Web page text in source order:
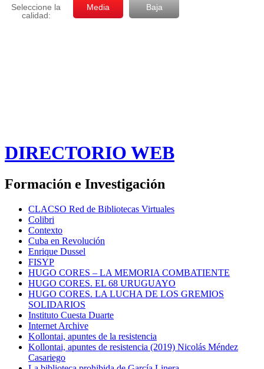
DIRECTORIO WEB
Formación e Investigación
CLACSO Red de Bibliotecas Virtuales
Colibri
Contexto
Cuba en Revolución
Enrique Dussel
FISYP
HUGO CORES – LA MEMORIA COMBATIENTE
HUGO CORES. EL 68 URUGUAYO
HUGO CORES. LA LUCHA DE LOS GREMIOS
SOLIDARIOS
Instituto Cuesta Duarte
Internet Archive
Kollontai, apuntes de la resistencia
Kollontai, apuntes de resistencia (2019) Nicolás Méndez
Casariego